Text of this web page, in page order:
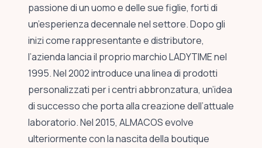
passione di un uomo e delle sue figlie, forti di
un’esperienza decennale nel settore. Dopo gli
inizi come rappresentante e distributore,
l’azienda lancia il proprio marchio LADYTIME nel
1995. Nel 2002 introduce una linea di prodotti
personalizzati per i centri abbronzatura, un’idea
di successo che porta alla creazione dell’attuale
laboratorio. Nel 2015, ALMACOS evolve
ulteriormente con la nascita della boutique